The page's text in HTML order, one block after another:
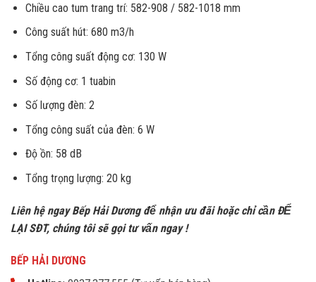
Chiều cao tum trang trí: 582-908 / 582-1018 mm
Công suất hút: 680 m3/h
Tổng công suất động cơ: 130 W
Số động cơ: 1 tuabin
Số lượng đèn: 2
Tổng công suất của đèn: 6 W
Độ ồn: 58 dB
Tổng trọng lượng: 20 kg
Liên hệ ngay Bếp Hải Dương để nhận ưu đãi hoặc chỉ cần ĐỂ
LẠI SĐT, chúng tôi sẽ gọi tư vấn ngay !
BẾP HẢI DƯƠNG